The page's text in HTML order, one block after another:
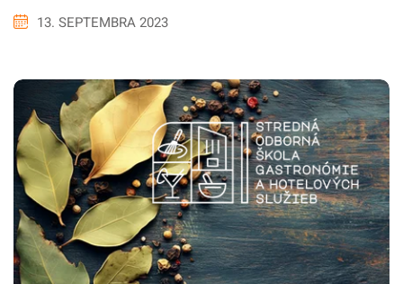
13. SEPTEMBRA 2023